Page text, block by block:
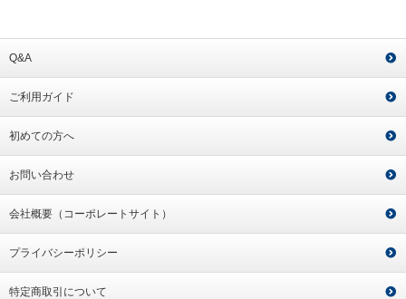
Q&A
ご利用ガイド
初めての方へ
お問い合わせ
会社概要（コーポレートサイト）
プライバシーポリシー
特定商取引について